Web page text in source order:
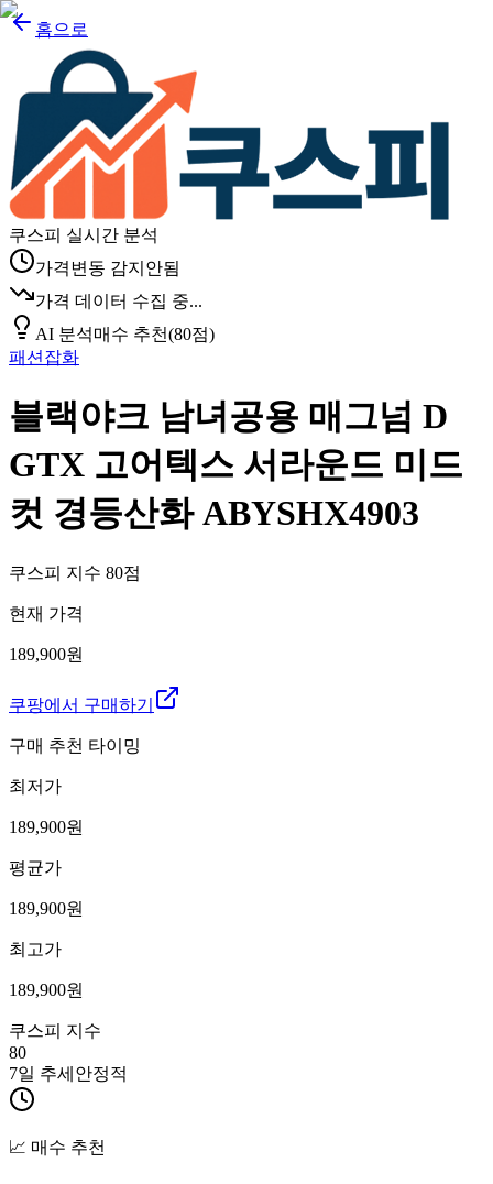
홈으로
쿠스피 실시간 분석
가격변동 감지안됨
가격 데이터 수집 중...
AI 분석매수 추천(80점)
패션잡화
블랙야크 남녀공용 매그넘 D
GTX 고어텍스 서라운드 미드
컷 경등산화 ABYSHX4903
쿠스피 지수 80점
현재 가격
189,900원
쿠팡에서 구매하기
구매 추천 타이밍
최저가
189,900원
평균가
189,900원
최고가
189,900원
쿠스피 지수
80
7일 추세 안정적
📈 매수 추천